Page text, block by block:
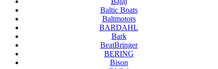
Baltic Boats
Baltmotors
BARDAHL
Bark
BeatBringer
BERING
Bison